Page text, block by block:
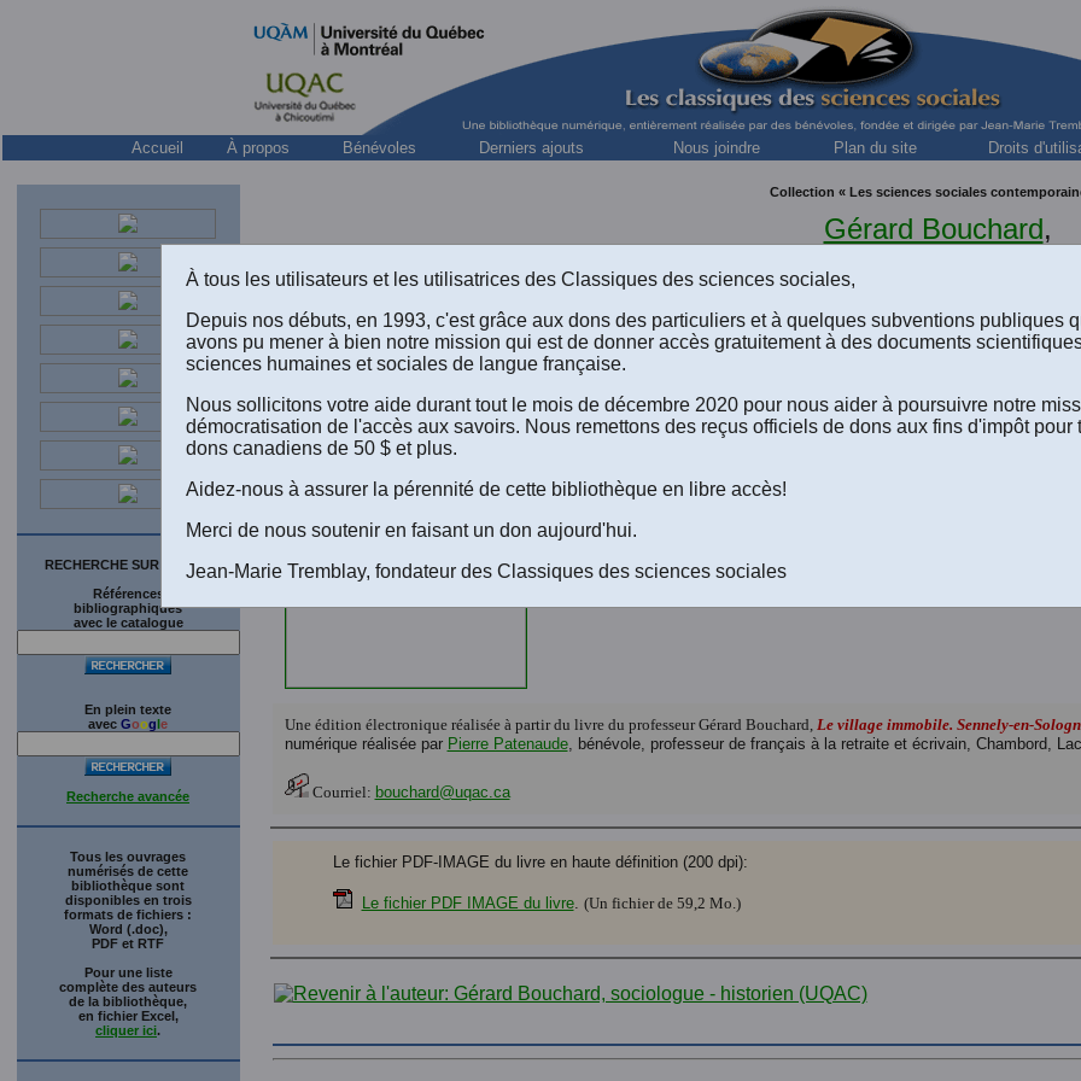
Accueil À propos Bénévoles Derniers ajouts Nous joindre Plan du site Droits
RECHERCHE SUR LE SITE
Références
bibliographiques
avec le catalogue
En plein texte
avec Google
Recherche avancée
Tous les ouvrages
numérisés de cette
bibliothèque sont
disponibles en trois
formats de fichiers :
Word (.doc),
PDF et RTF
Pour une liste
complète des auteurs
de la bibliothèque,
en fichier Excel,
cliquer ici.
Collection « Les sciences sociales
Gérard Bouchard,
LE VILLAGE IMMOBILE
Sennely-en-Sologne au XVIIIesiècle
Le texte du livre au format Word 2016 (.docx) à télécharger
Le texte du livre au format PDF (Acrobat Reader) à télécharger
Une édition électronique réalisée à partir du livre du professeur Gérard Bouchard, Le village immobile. Sennely-en-
numérique réalisée par Pierre Patenaude, bénévole, professeur de français à la retraite et écrivain, Chambord,
Courriel: bouchard@uqac.ca
Le fichier PDF-IMAGE du livre en haute définition (200 dpi):
Le fichier PDF IMAGE du livre. (Un fichier de 59,2 Mo.)
À tous les utilisateurs et les utilisatrices des Classiques des sciences sociales,
Depuis nos débuts, en 1993, c'est grâce aux dons des particuliers et à quelques subventions publiques
avons pu mener à bien notre mission qui est de donner accès gratuitement à des documents
sciences humaines et sociales de langue française.
Nous sollicitons votre aide durant tout le mois de décembre 2020 pour nous aider à poursuivre notre
démocratisation de l'accès aux savoirs. Nous remettons des reçus officiels de dons aux fins d'impôt pour
dons canadiens de 50 $ et plus.
Aidez-nous à assurer la pérennité de cette bibliothèque en libre accès!
Merci de nous soutenir en faisant un don aujourd'hui.
Jean-Marie Tremblay, fondateur des Classiques des sciences sociales